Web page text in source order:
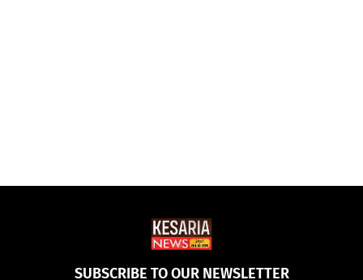
SUBSCRIBE TO OUR NEWSLETTER